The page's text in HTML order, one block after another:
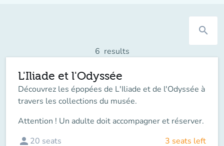
search
6 results
L'Iliade et l'Odyssée
Découvrez les épopées de L'Iliade et de l'Odyssée à
travers les collections du musée.
Attention ! Un adulte doit accompagner et réserver.
person 20 seats 3 seats left